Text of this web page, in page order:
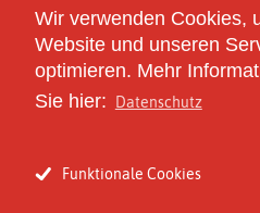
Wir verwenden Cookies,
Website und unseren
optimieren. Mehr
Sie hier:
Datenschutz
Funktionale Cookies
Dieser Artikel könnte